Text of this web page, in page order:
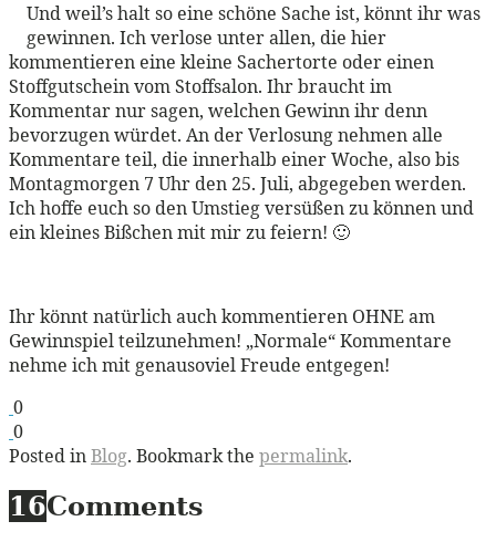
Und weil’s halt so eine schöne Sache ist, könnt ihr was
gewinnen. Ich verlose unter allen, die hier
kommentieren eine kleine Sachertorte oder einen
Stoffgutschein vom Stoffsalon. Ihr braucht im
Kommentar nur sagen, welchen Gewinn ihr denn
bevorzugen würdet. An der Verlosung nehmen alle
Kommentare teil, die innerhalb einer Woche, also bis
Montagmorgen 7 Uhr den 25. Juli, abgegeben werden.
Ich hoffe euch so den Umstieg versüßen zu können und
ein kleines Bißchen mit mir zu feiern! 🙂
Ihr könnt natürlich auch kommentieren OHNE am
Gewinnspiel teilzunehmen! „Normale“ Kommentare
nehme ich mit genausoviel Freude entgegen!
0
0
Posted inBlog. Bookmark the permalink.
16Comments